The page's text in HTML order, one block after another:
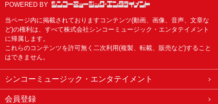
POWERED BY
当ページ内に掲載されておりますコンテンツ(動画、画像、音声、文章な
ど)の権利は、すべて株式会社シンコーミュージック・エンタテイメント
に帰属します。
これらのコンテンツを許可無く二次利用(複製、転載、販売など)すること
はできません。
シンコーミュージック・エンタテイメント
会員登録